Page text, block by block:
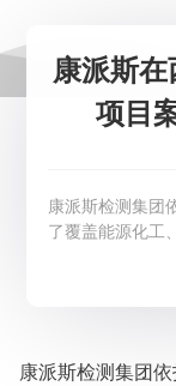
康派斯
项目
康派斯检测集团
了覆盖能源化工
交付数据的典
验，业务贯穿勘
康派斯检测集团